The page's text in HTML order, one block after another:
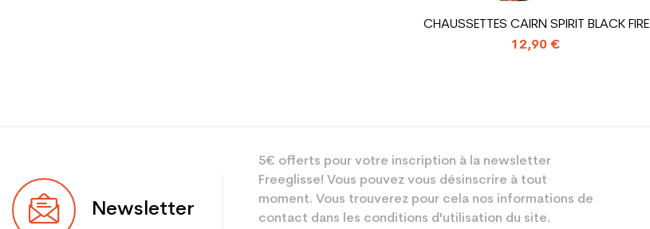
CHAUSSETTES CAIRN SPIRIT BLACK FIRE
12,90 €
Newsletter
5€ offerts pour votre inscription à la newsletter
Freeglisse! Vous pouvez vous désinscrire à tout
moment. Vous trouverez pour cela nos informations de
contact dans les conditions d'utilisation du site.